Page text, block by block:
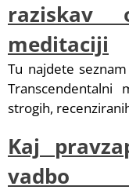
raziskav
meditaciji
Tu najdete
strogih,
Kaj
vadbo